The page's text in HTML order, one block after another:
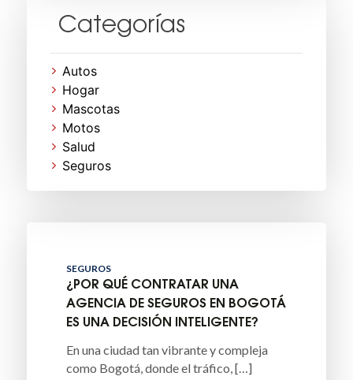
Categorías
Autos
Hogar
Mascotas
Motos
Salud
Seguros
SEGUROS
¿POR QUÉ CONTRATAR UNA
AGENCIA DE SEGUROS EN BOGOTÁ
ES UNA DECISIÓN INTELIGENTE?
En una ciudad tan vibrante y compleja
como Bogotá, donde el tráfico, […]